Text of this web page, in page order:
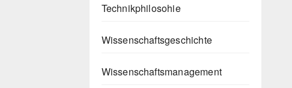
Technikphilosohie
Wissenschaftsgeschichte
Wissenschaftsmanagement